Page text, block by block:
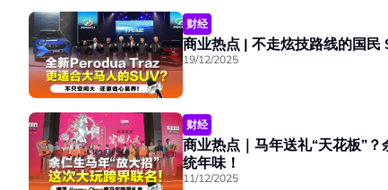
财经
商业热点 | 不走炫技路线的国
19/12/2025
财经
商业热点｜马年送礼“天花板”？余仁生携
统年味！
11/12/2025